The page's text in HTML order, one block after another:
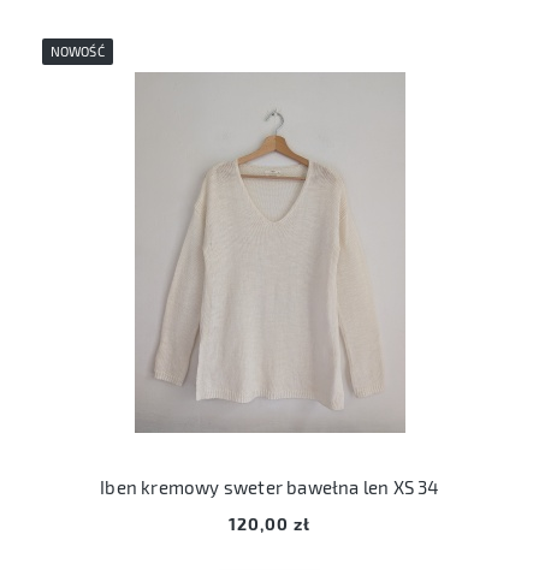
Iben kremowy sweter bawełna len XS 34
120,00 zł
NOWOŚĆ